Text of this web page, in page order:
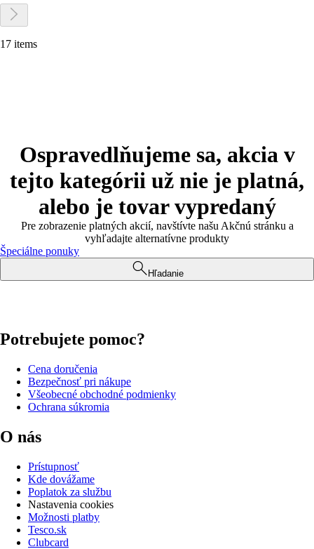
17 items
Ospravedlňujeme sa, akcia v
tejto kategórii už nie je platná,
alebo je tovar vypredaný
Pre zobrazenie platných akcií, navštívte našu Akčnú stránku a
vyhľadajte alternatívne produkty
Špeciálne ponuky
Hľadanie
Potrebujete pomoc?
Cena doručenia
Bezpečnosť pri nákupe
Všeobecné obchodné podmienky
Ochrana súkromia
O nás
Prístupnosť
Kde dovážame
Poplatok za službu
Nastavenia cookies
Možnosti platby
Tesco.sk
Clubcard